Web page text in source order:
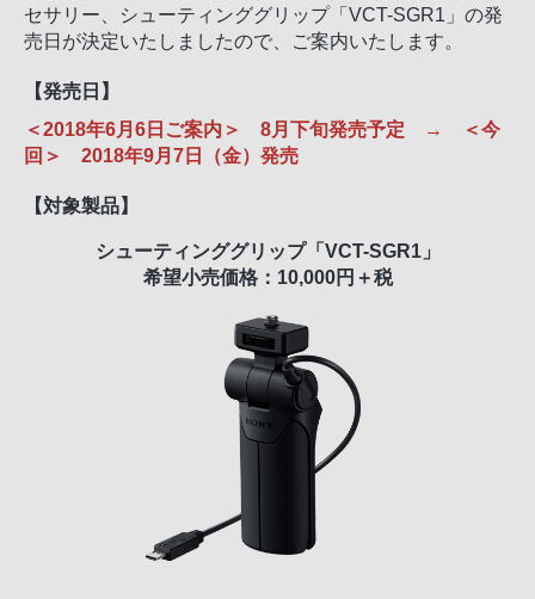
セサリー、シューティンググリップ「VCT-SGR1」の発
売日が決定いたしましたので、ご案内いたします。
【発売日】
＜2018年6月6日ご案内＞ 8月下旬発売予定 → ＜今
回＞ 2018年9月7日（金）発売
【対象製品】
シューティンググリップ「VCT-SGR1」
希望小売価格：10,000円＋税